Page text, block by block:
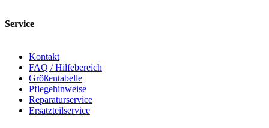
Service
Kontakt
FAQ / Hilfebereich
Größentabelle
Pflegehinweise
Reparaturservice
Ersatzteilservice